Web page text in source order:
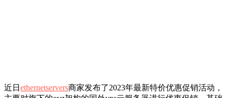
近日 ethernetservers商家发布了2023年最新特价优惠促销活动，